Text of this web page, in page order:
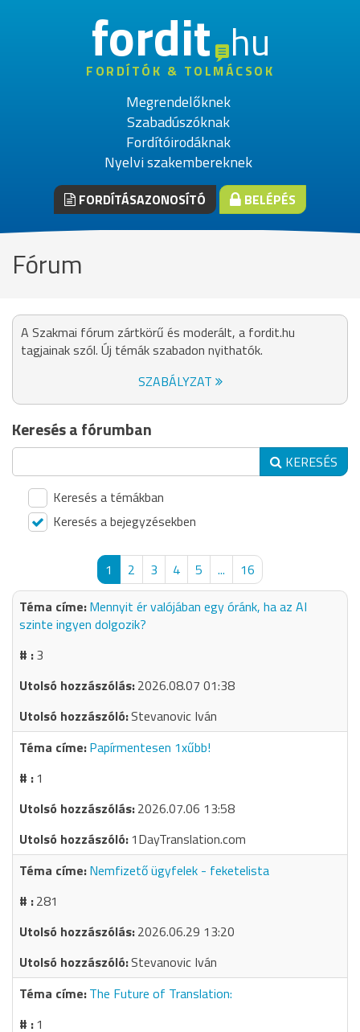
fordithu
FORDÍTÓK & TOLMÁCSOK
Megrendelőknek
Szabadúszóknak
Fordítóirodáknak
Nyelvi szakembereknek
FORDÍTÁSAZONOSÍTÓ BELÉPÉS
Fórum
A Szakmai fórum zártkörű és moderált, a fordit.hu
tagjainak szól. Új témák szabadon nyithatók.
SZABÁLYZAT
Keresés a fórumban
KERESÉS
Keresés a témákban
Keresés a bejegyzésekben
1 2 3 4 5 ...
16
Mennyit ér valójában egy óránk, ha az AI
szinte ingyen dolgozik?
3
2026.08.07 01:38
Stevanovic Iván
Papírmentesen 1xűbb!
1
2026.07.06 13:58
1DayTranslation.com
Nemfizető ügyfelek - feketelista
281
2026.06.29 13:20
Stevanovic Iván
The Future of Translation:
1